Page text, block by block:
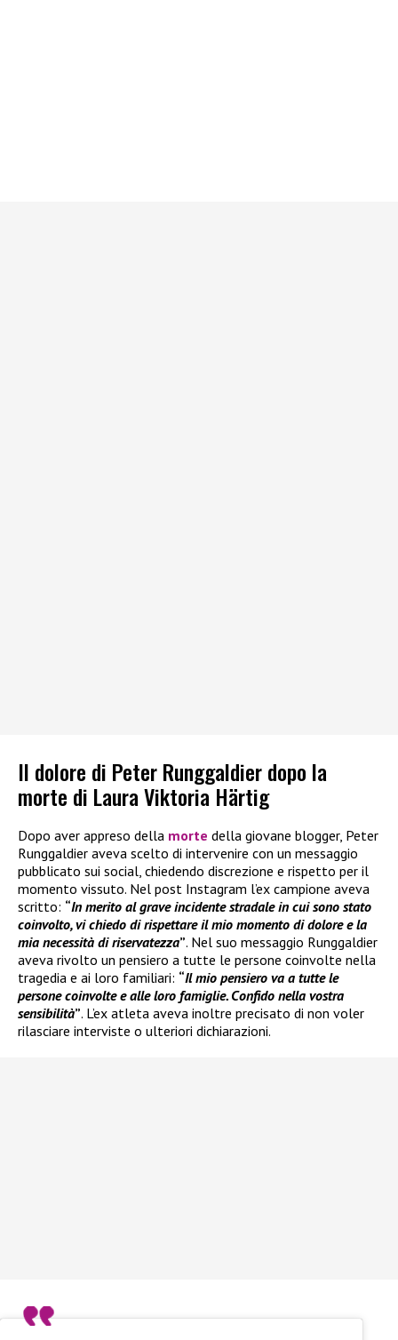
Il dolore di Peter Runggaldier dopo la
morte di Laura Viktoria Härtig
Dopo aver appreso della morte della giovane blogger, Peter
Runggaldier aveva scelto di intervenire con un messaggio
pubblicato sui social, chiedendo discrezione e rispetto per il
momento vissuto. Nel post Instagram l’ex campione aveva
scritto: “In merito al grave incidente stradale in cui sono stato
coinvolto, vi chiedo di rispettare il mio momento di dolore e la
mia necessità di riservatezza”. Nel suo messaggio Runggaldier
aveva rivolto un pensiero a tutte le persone coinvolte nella
tragedia e ai loro familiari: “Il mio pensiero va a tutte le
persone coinvolte e alle loro famiglie. Confido nella vostra
sensibilità”. L’ex atleta aveva inoltre precisato di non voler
rilasciare interviste o ulteriori dichiarazioni.